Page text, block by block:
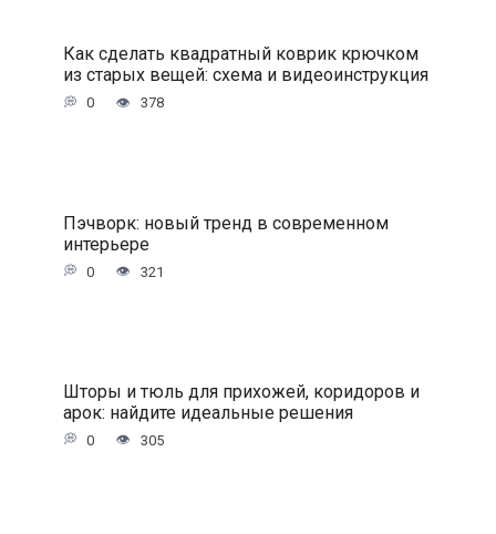
Как сделать квадратный коврик крючком
из старых вещей: схема и видеоинструкция
0 378
Пэчворк: новый тренд в современном
интерьере
0 321
Шторы и тюль для прихожей, коридоров и
арок: найдите идеальные решения
0 305